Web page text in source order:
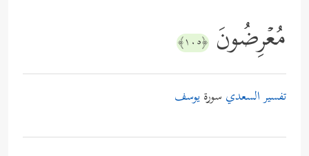
مُعۡرِضُونَ ﴿١٠٥﴾
تفسير السعدي سورةيوسف